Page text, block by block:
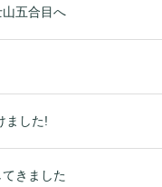
五合目へ
ました!
きました